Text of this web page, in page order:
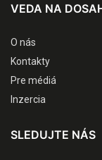
VEDA NA
O nás
Kontakty
Pre médiá
Inzercia
SLEDUJTE NÁS